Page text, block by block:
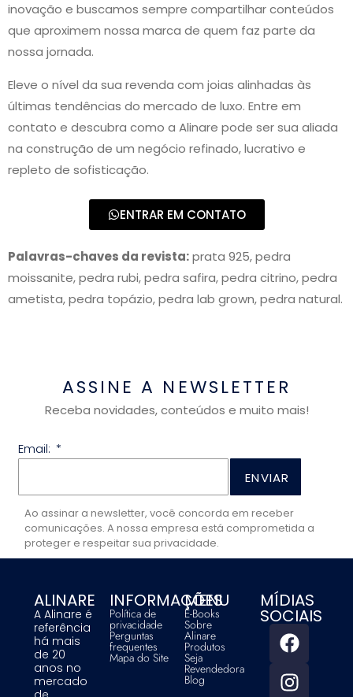
inovação e buscamos sempre compartilhar conteúdos
que aproximem nossa marca de quem faz parte da
nossa jornada.
Eleve o nível da sua revenda com joias alinhadas às
últimas tendências do mercado de luxo. Entre em
contato e descubra como a Alinare pode ser sua aliada
na construção de um negócio refinado, lucrativo e
repleto de sofisticação.
ENTRAR EM CONTATO
Palavras-chaves da revista:prata 925, pedra
moissanite, pedra rubi, pedra safira, pedra citrino, pedra
ametista, pedra topázio, pedra lab grown, pedra natural.
ASSINE A NEWSLETTER
Receba novidades, conteúdos e muito mais!
Email:
ENVIAR
Ao assinar a newsletter, você concorda em receber
comunicações. A nossa empresa está comprometida a
proteger e respeitar sua privacidade.
ALINARE
A Alinare é
referência
há mais
de 20
anos no
mercado
INFORMAÇÕES
Política de
privacidade
Perguntas
frequentes
Mapa do Site
MENU
E-Books
Sobre
Alinare
Produtos
Seja
Revendedora
Blog
MÍDIAS
SOCIAIS